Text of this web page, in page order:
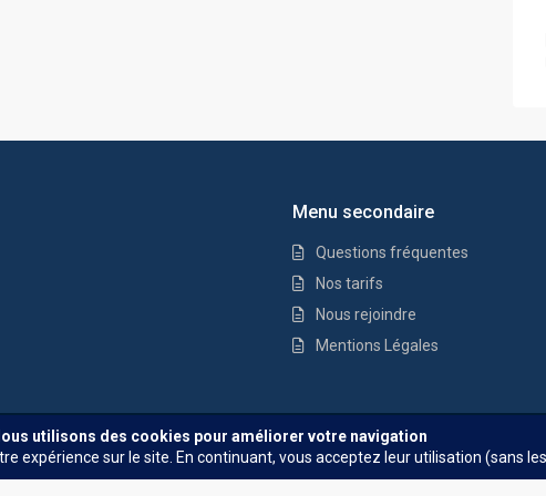
Menu secondaire
Questions fréquentes
Nos tarifs
Nous rejoindre
Mentions Légales